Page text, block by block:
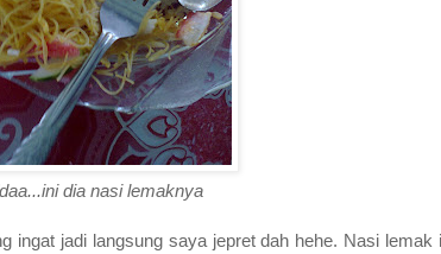
dia nasi lemaknya
ingat jadi langsung saya jepret dah hehe. Nasi lemak